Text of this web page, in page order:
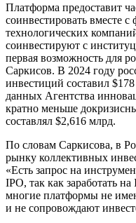
Платформа предоставит
соинвестировать вместе
технологических
соинвестируют с
первая возможность для
Саркисов. В 2024 году
инвестиций составил
данных Агентства
кратно меньше
составлял $2,616 млрд.
По словам Саркисова, в
рынку коллективных
«Есть запрос на
IPO, так как заработать
многие платформы не
и не сопровождают